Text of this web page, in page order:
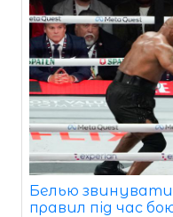
Белью
правил під час